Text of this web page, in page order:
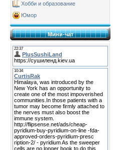
Хобби и образование
Юмор
Мини-чат